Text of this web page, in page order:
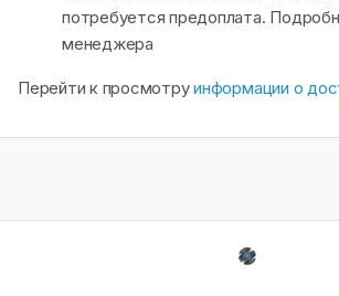
потребуется предоплата.
менеджера
Перейти к просмотруинформации о